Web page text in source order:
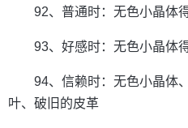
92、普通时：无色小晶体
93、好感时：无色小晶体
94、信赖时：无色小晶体
叶、破旧的皮革